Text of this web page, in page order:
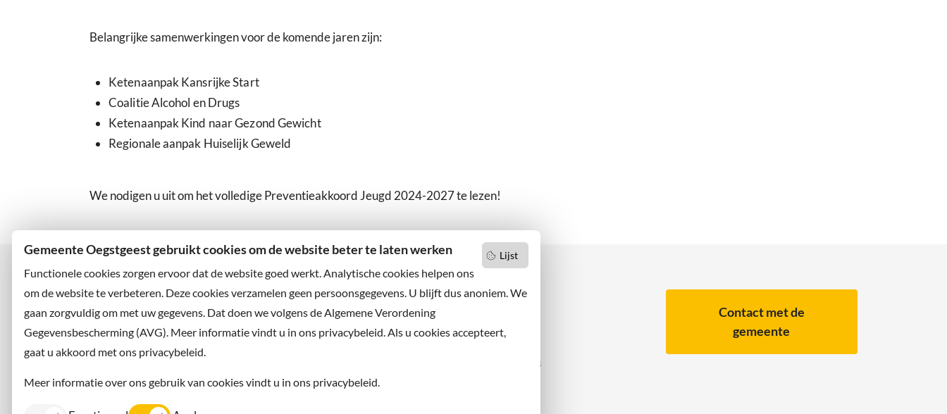
Lijst
Gemeente Oegstgeest gebruikt cookies om de website beter te laten werken
Functionele cookies zorgen ervoor dat de website goed werkt. Analytische cookies helpen ons
om de website te verbeteren. Deze cookies verzamelen geen persoonsgegevens. U blijft dus anoniem. We
gaan zorgvuldig om met uw gegevens. Dat doen we volgens de Algemene Verordening
Gegevensbescherming (AVG). Meer informatie vindt u in ons privacybeleid. Als u cookies accepteert,
gaat u akkoord met ons privacybeleid.
Meer informatie over ons gebruik van cookies vindt u in ons privacybeleid.
Belangrijke samenwerkingen voor de komende jaren zijn:
Ketenaanpak Kansrijke Start
Coalitie Alcohol en Drugs
Ketenaanpak Kind naar Gezond Gewicht
Regionale aanpak Huiselijk Geweld
We nodigen u uit om het volledige Preventieakkoord Jeugd 2024-2027 te lezen!
Bezoekadres
Rhijngeesterstraatweg 13
2342 AN Oegstgeest
Wilt u niets missen?
Abonneer u op onze nieuwsbrief
X
Instagram
Contact met de
gemeente